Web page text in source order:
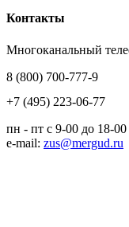
Контакты
Многоканальный
8 (800) 700-777-9
+7 (495) 223-06-77
пн - пт с 9-00 до 18-00
e-mail: zus@mergud.ru